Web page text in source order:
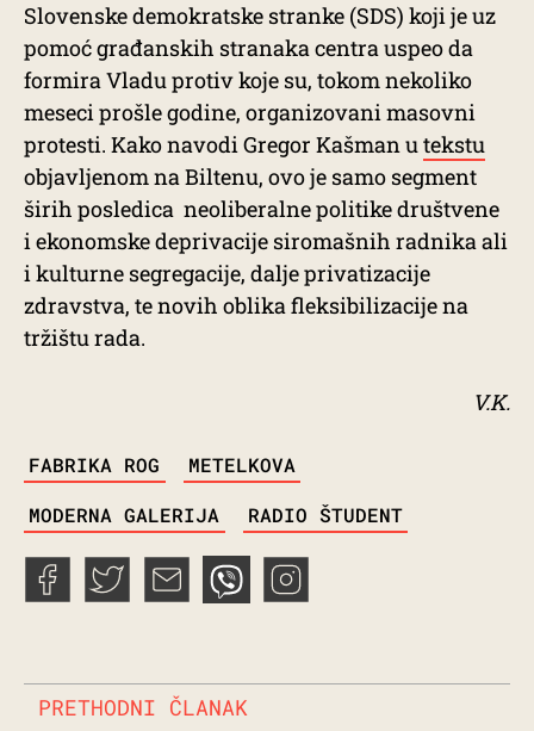
Slovenske demokratske stranke (SDS) koji je uz
pomoć građanskih stranaka centra uspeo da
formira Vladu protiv koje su, tokom nekoliko
meseci prošle godine, organizovani masovni
protesti. Kako navodi Gregor Kašman utekstu
objavljenom na Biltenu, ovo je samo segment
širih posledica neoliberalne politike društvene
i ekonomske deprivacije siromašnih radnika ali
i kulturne segregacije, dalje privatizacije
zdravstva, te novih oblika fleksibilizacije na
tržištu rada.
V.K.
FABRIKA ROG METELKOVA
MODERNA GALERIJA RADIO ŠTUDENT
PRETHODNI ČLANAK